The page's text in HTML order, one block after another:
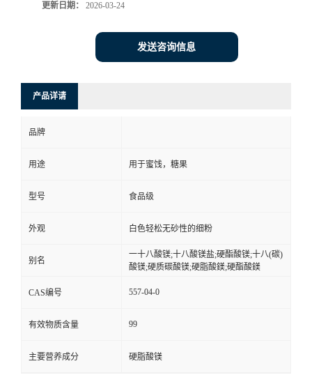
更新日期： 2026-03-24
发送咨询信息
产品详请
品牌
用途 用于蜜饯，糖果
型号 食品级
外观 白色轻松无砂性的细粉
别名
一十八酸镁;十八酸镁盐;硬酯酸镁;十八(碳)
酸镁;硬质碳酸镁;硬脂酸鎂;硬酯酸鎂
CAS编号 557-04-0
有效物质含量 99
主要营养成分 硬脂酸镁